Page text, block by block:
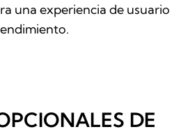
una experiencia de usuario
DE